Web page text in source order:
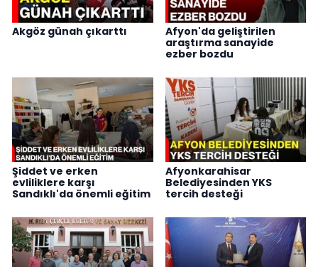
Akgöz günah çıkarttı
Afyon'da geliştirilen
araştırma sanayide
ezber bozdu
Şiddet ve erken
evliliklere karşı
Sandıklı'da önemli eğitim
Afyonkarahisar
Belediyesinden YKS
tercih desteği